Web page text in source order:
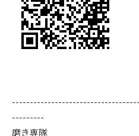
---------
磨き専隊